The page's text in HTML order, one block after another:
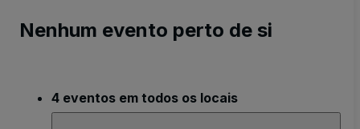
Nenhum evento perto de si
4 eventos em todos os locais